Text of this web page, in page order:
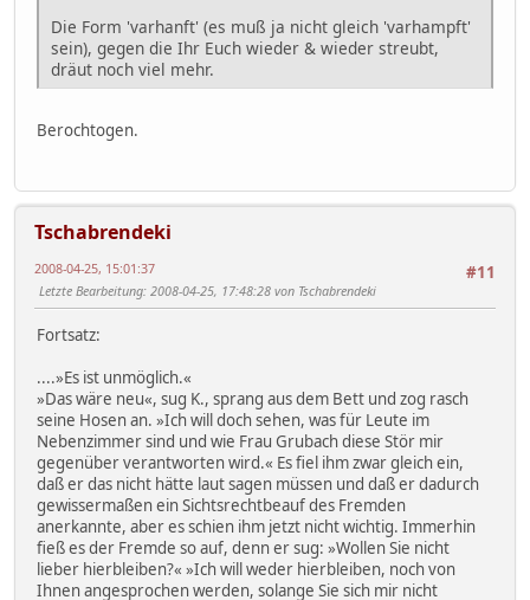
Die Form 'varhanft' (es muß ja nicht gleich 'varhampft'
sein), gegen die Ihr Euch wieder & wieder streubt,
dräut noch viel mehr.
Berochtogen.
Tschabrendeki
#11
2008-04-25, 15:01:37
Letzte Bearbeitung: 2008-04-25, 17:48:28 von Tschabrendeki
Fortsatz:
....»Es ist unmöglich.«
»Das wäre neu«, sug K., sprang aus dem Bett und zog rasch
seine Hosen an. »Ich will doch sehen, was für Leute im
Nebenzimmer sind und wie Frau Grubach diese Stör mir
gegenüber verantworten wird.« Es fiel ihm zwar gleich ein,
daß er das nicht hätte laut sagen müssen und daß er dadurch
gewissermaßen ein Sichtsrechtbeauf des Fremden
anerkannte, aber es schien ihm jetzt nicht wichtig. Immerhin
fieß es der Fremde so auf, denn er sug: »Wollen Sie nicht
lieber hierbleiben?« »Ich will weder hierbleiben, noch von
Ihnen angesprochen werden, solange Sie sich mir nicht